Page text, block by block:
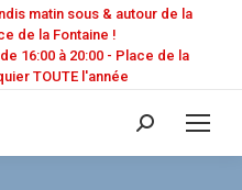
matin sous & autour de la
de la Fontaine !
16:00 à 20:00 - Place de la
TOUTE l'année
Recherche
: